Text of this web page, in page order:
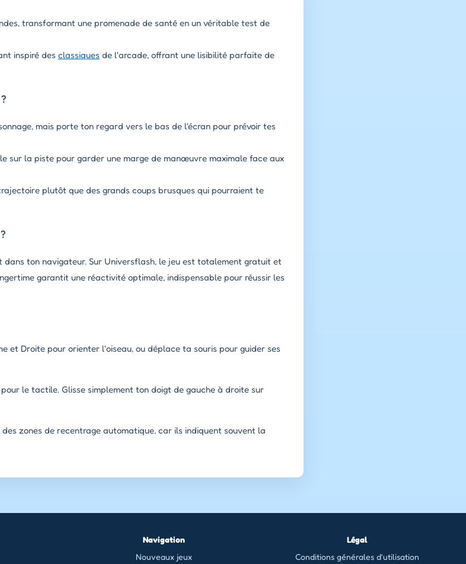
transformant une promenade de santé en un véritable test de
inspiré des classiques de l'arcade, offrant une lisibilité parfaite de
mais porte ton regard vers le bas de l'écran pour prévoir tes
sur la piste pour garder une marge de manœuvre maximale face aux
plutôt que des grands coups brusques qui pourraient te
ton navigateur. Sur Universflash, le jeu est totalement gratuit et
garantit une réactivité optimale, indispensable pour réussir les
et Droite pour orienter l'oiseau, ou déplace ta souris pour guider ses
le tactile. Glisse simplement ton doigt de gauche à droite sur
zones de recentrage automatique, car ils indiquent souvent la
Navigation
Nouveaux jeux
Légal
Conditions générales d'utilisation